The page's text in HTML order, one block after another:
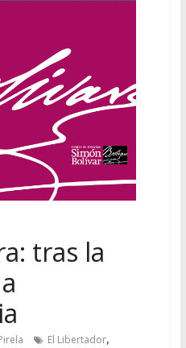
tras la
El Libertador,